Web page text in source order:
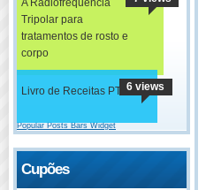
Tripolar para
tratamentos de rosto e
corpo
Livro de Receitas PT 6 views
Popular Posts Bars Widget
Cupões